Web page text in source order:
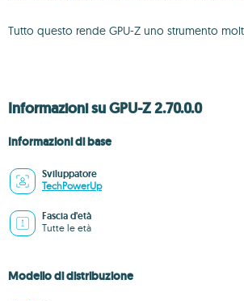
Tutto questo rende GPU-Z uno strumento
Informazioni su GPU-Z 2.70.0.0
Informazioni di base
Sviluppatore
TechPowerUp
Fascia d'età
Tutte le età
Modello di distribuzione